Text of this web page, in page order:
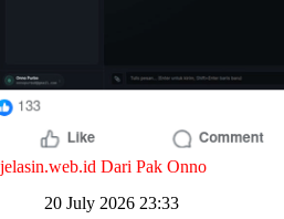
jelasin.web.id Dari Pak Onno
20 July 2026 23:33